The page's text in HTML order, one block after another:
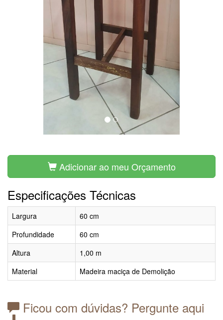
Adicionar ao meu Orçamento
Especificações Técnicas
Largura
60 cm
Profundidade
60 cm
Altura
1,00 m
Material
Madeira maciça de Demolição
Ficou com dúvidas? Pergunte aqui